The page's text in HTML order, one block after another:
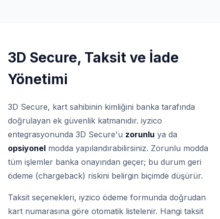
3D Secure, Taksit ve İade
Yönetimi
3D Secure, kart sahibinin kimliğini banka tarafında
doğrulayan ek güvenlik katmanıdır. iyzico
entegrasyonunda 3D Secure'u zorunlu ya da
opsiyonel modda yapılandırabilirsiniz. Zorunlu modda
tüm işlemler banka onayından geçer; bu durum geri
ödeme (chargeback) riskini belirgin biçimde düşürür.
Taksit seçenekleri, iyzico ödeme formunda doğrudan
kart numarasına göre otomatik listelenir. Hangi taksit